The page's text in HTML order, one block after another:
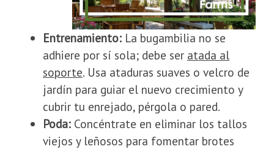
Entrenamiento: La bugambilia no se
adhiere por sí sola; debe ser atada al
soporte. Usa ataduras suaves o velcro de
jardín para guiar el nuevo crecimiento y
cubrir tu enrejado, pérgola o pared.
Poda: Concéntrate en eliminar los tallos
viejos y leñosos para fomentar brotes